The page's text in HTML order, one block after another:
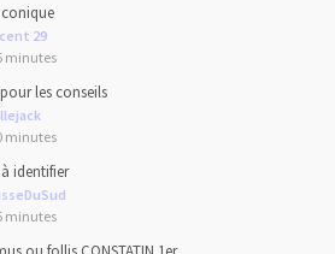
29
minutes
les conseils
minutes
identifier
minutes